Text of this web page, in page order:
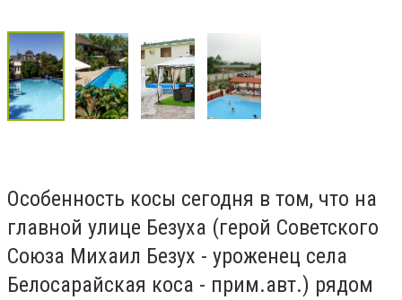
Особенность косы сегодня в том, что на
главной улице Безуха (герой Советского
Союза Михаил Безух - уроженец села
Белосарайская коса - прим.авт.) рядом